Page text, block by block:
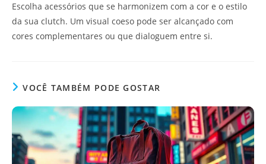
Escolha acessórios que se harmonizem com a cor e o estilo
da sua clutch. Um visual coeso pode ser alcançado com
cores complementares ou que dialoguem entre si.
VOCÊ TAMBÉM PODE GOSTAR